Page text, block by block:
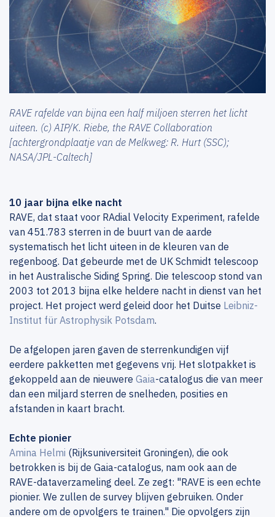
RAVE rafelde van bijna een half miljoen sterren het licht
uiteen. (c) AIP/K. Riebe, the RAVE Collaboration
[achtergrondplaatje van de Melkweg: R. Hurt (SSC);
NASA/JPL-Caltech]
10 jaar bijna elke nacht
RAVE, dat staat voor RAdial Velocity Experiment, rafelde
van 451.783 sterren in de buurt van de aarde
systematisch het licht uiteen in de kleuren van de
regenboog. Dat gebeurde met de UK Schmidt telescoop
in het Australische Siding Spring. Die telescoop stond van
2003 tot 2013 bijna elke heldere nacht in dienst van het
project. Het project werd geleid door het Duitse Leibniz-
Institut für Astrophysik Potsdam.
De afgelopen jaren gaven de sterrenkundigen vijf
eerdere pakketten met gegevens vrij. Het slotpakket is
gekoppeld aan de nieuwere Gaia-catalogus die van meer
dan een miljard sterren de snelheden, posities en
afstanden in kaart bracht.
Echte pionier
Amina Helmi (Rijksuniversiteit Groningen), die ook
betrokken is bij de Gaia-catalogus, nam ook aan de
RAVE-dataverzameling deel. Ze zegt: "RAVE is een echte
pionier. We zullen de survey blijven gebruiken. Onder
andere om de opvolgers te trainen." Die opvolgers zijn